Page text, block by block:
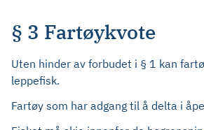
§ 3 Fartøykvote
Uten hinder av forbudet i § 1 kan
leppefisk.
Fartøy som har adgang til å delta i